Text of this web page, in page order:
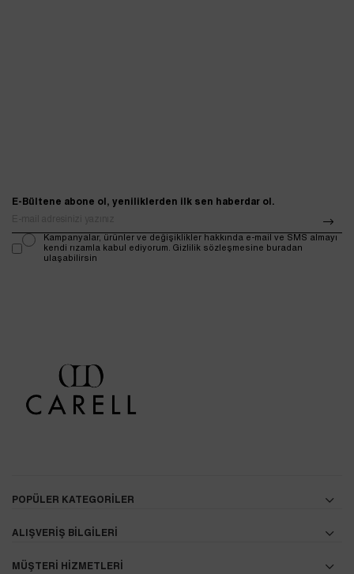
E-Bültene abone ol, yeniliklerden ilk sen haberdar ol.
Kampanyalar, ürünler ve değişiklikler hakkında e-mail ve SMS almayı
kendi rızamla kabul ediyorum. Gizlilik sözleşmesine buradan
ulaşabilirsin
POPÜLER KATEGORİLER
ALIŞVERİŞ BİLGİLERİ
MÜŞTERİ HİZMETLERİ